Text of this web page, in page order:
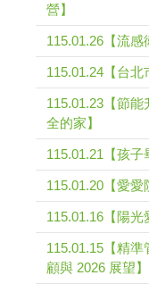
營】
115.01.26【流感
115.01.24【台北
115.01.23【節
全的家】
115.01.21【孩子
115.01.20【愛愛
115.01.16【陽光
115.01.15【精
顧與 2026 展望】